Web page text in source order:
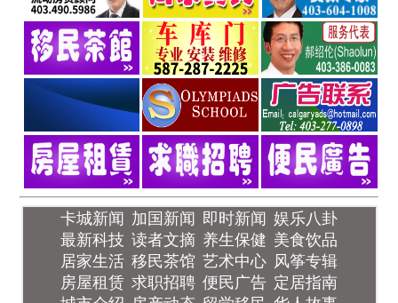
卡城新闻 加国新闻 即时新闻 娱乐八卦
最新科技 读者文摘 养生保健 美食饮品
居家生活 移民茶馆 艺术中心 风筝专辑
房屋租赁 求职招聘 便民广告 定居指南